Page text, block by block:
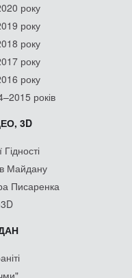
року
року
року
року
року
років
3D
Майдану
Писаренка